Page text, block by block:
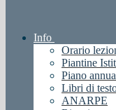
Info
Orario
Piantine
Piano
Libri di
ANARPE